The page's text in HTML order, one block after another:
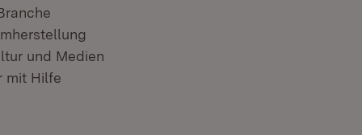
und Medien
mit Hilfe